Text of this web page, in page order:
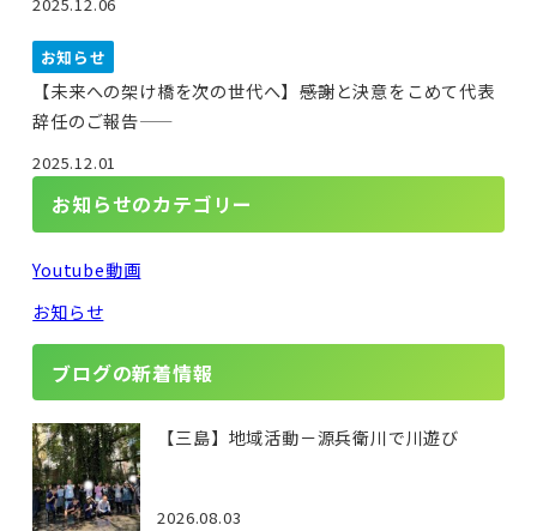
お知らせ
【未来への架け橋を次の世代へ】――感謝と決意をこめて代表
辞任のご報告――
2025.12.01
お知らせのカテゴリー
Youtube動画
お知らせ
ブログの新着情報
【三島】地域活動－源兵衛川で川遊び
2026.08.03